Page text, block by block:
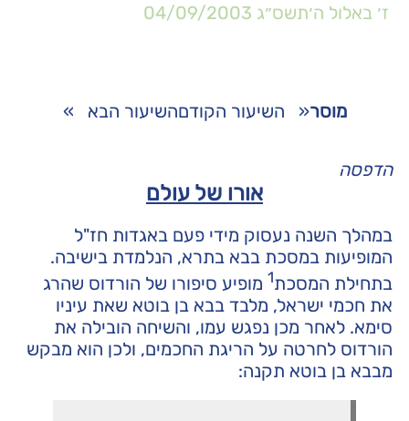
ז׳ באלול ה׳תשס״ג 04/09/2003
מוסר« השיעור הקודםהשיעור הבא »
הדפסה
אורו של עולם
במהלך השנה נעסוק מידי פעם באגדות חז"ל
המופיעות במסכת בבא בתרא, הנלמדת בישיבה.
בתחילת המסכת1 מופיע סיפורו של הורדוס שהרג
את חכמי ישראל, מלבד בבא בן בוטא שאת עיניו
סימא. לאחר מכן נפגש עמו, והשיחה הובילה את
הורדוס לחרטה על הריגת החכמים, ולכן הוא מבקש
מבבא בן בוטא תקנה: